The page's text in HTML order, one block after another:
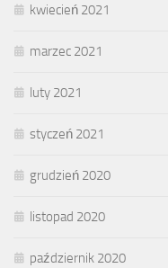
kwiecień 2021
marzec 2021
luty 2021
styczeń 2021
grudzień 2020
listopad 2020
październik 2020